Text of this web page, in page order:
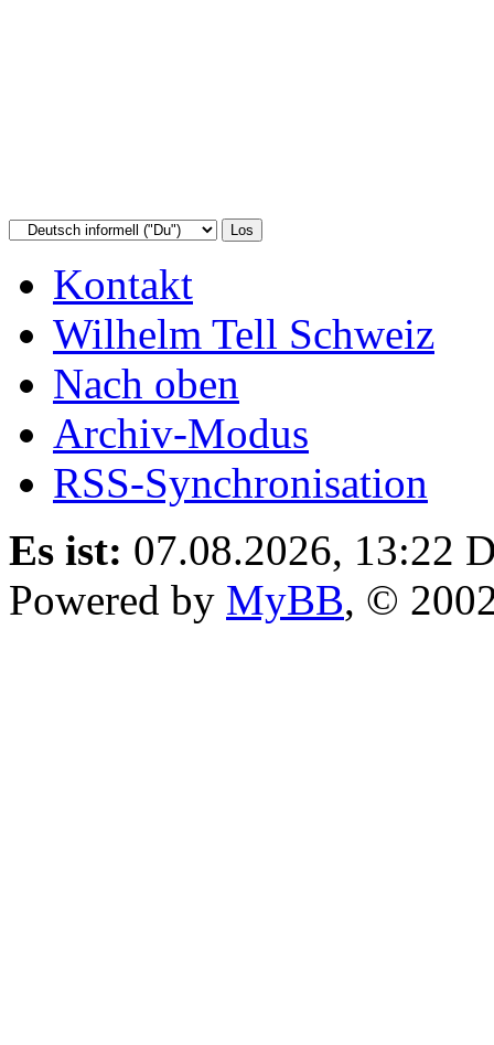
Kontakt
Wilhelm Tell Schweiz
Nach oben
Archiv-Modus
RSS-Synchronisation
Es ist: 07.08.2026, 13:22
Powered by MyBB, ©